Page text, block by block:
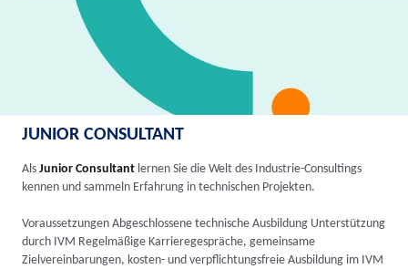
JUNIOR CONSULTANT
Als Junior Consultant lernen Sie die Welt des Industrie-Consultings
kennen und sammeln Erfahrung in technischen Projekten.
Voraussetzungen Abgeschlossene technische Ausbildung Unterstützung
durch IVM Regelmäßige Karrieregespräche, gemeinsame
Zielvereinbarungen, kosten- und verpflichtungsfreie Ausbildung im IVM